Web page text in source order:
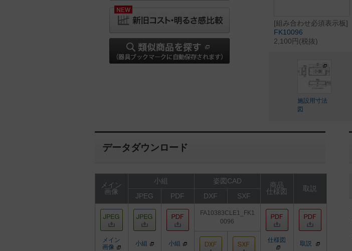
[組み合わせ必須表示板]
FK10096
2,100円(税抜)
施設用寸法
図
データダウンロード
メイン
画像
小組 姿図CAD
商品
仕様図
取説
JPEG
PDF DXF SXF
メイン
画像
小組 小組
FA10383CLE1_FK1
0096
仕様図 取説